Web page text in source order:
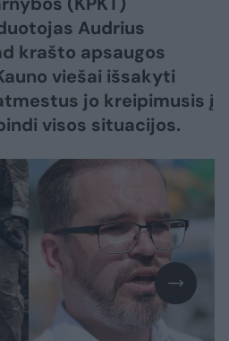
Audrius
krašto apsaugos
viešai išsakyti
jo kreipimusis į
visos situacijos.